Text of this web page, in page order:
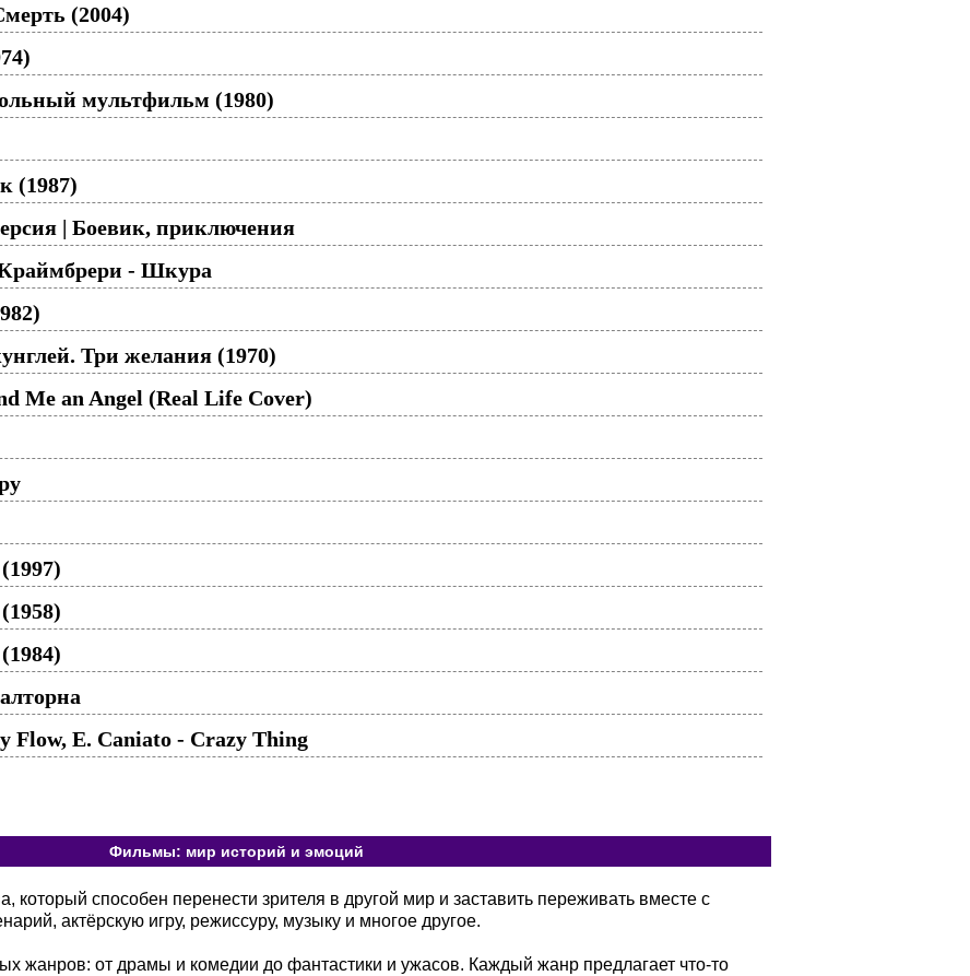
(2004)
мультфильм (1980)
(1987)
| Боевик, приключения
- Шкура
Три желания (1970)
Me an Angel (Real Life Cover)
Flow, E. Caniato - Crazy Thing
Фильмы: мир историй и эмоций
способен перенести зрителя в другой мир и заставить переживать вместе с
актёрскую игру, режиссуру, музыку и многое другое.
жанров: от драмы и комедии до фантастики и ужасов. Каждый жанр предлагает что-то